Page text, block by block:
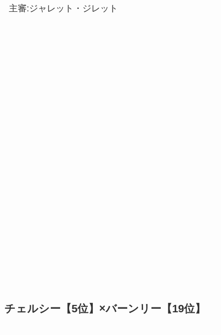
主審:ジャレット・ジレット
チェルシー【5位】×バーンリー【19位】